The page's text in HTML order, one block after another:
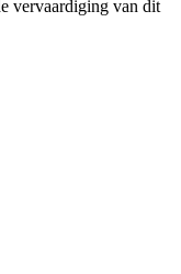
vervaardiging van dit